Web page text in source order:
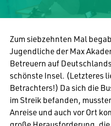
Zum sieb­zehnten Mal
Jugend­liche der Max
Betreuern auf
schönste Insel. (Letz­teres
Betrach­ters!) Da sich die
im Streik befanden,
Anreise und auch vor Ort